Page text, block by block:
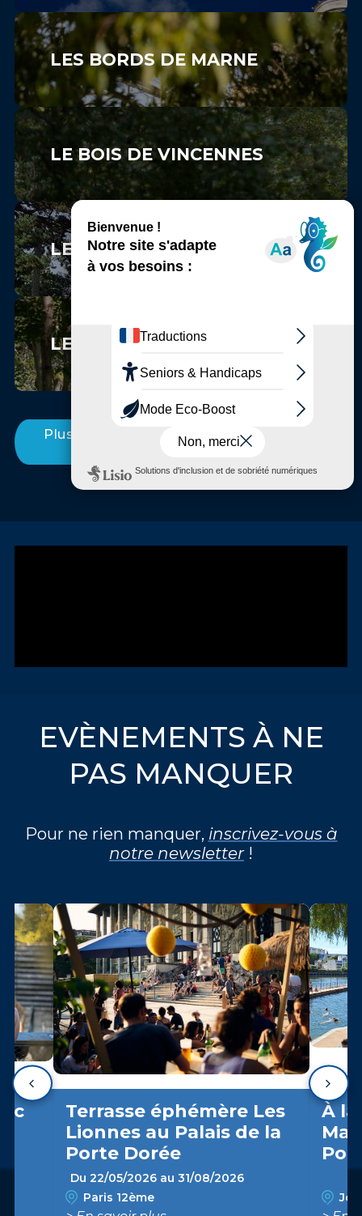
LES BORDS DE MARNE
LE BOIS DE VINCENNES
LE PARC FLORAL DE PARIS
LE BOIS SAINT-MARTIN
Plus d'Incontournables entre Marne et
Bois
EVÈNEMENTS À NE
PAS MANQUER
Pour ne rien manquer, inscrivez-vous à
notre newsletter!
Terrasse éphémère Les
Lionnes au Palais de la
Porte Dorée
Du 22/05/2026 au 31/08/2026
Paris 12ème
À